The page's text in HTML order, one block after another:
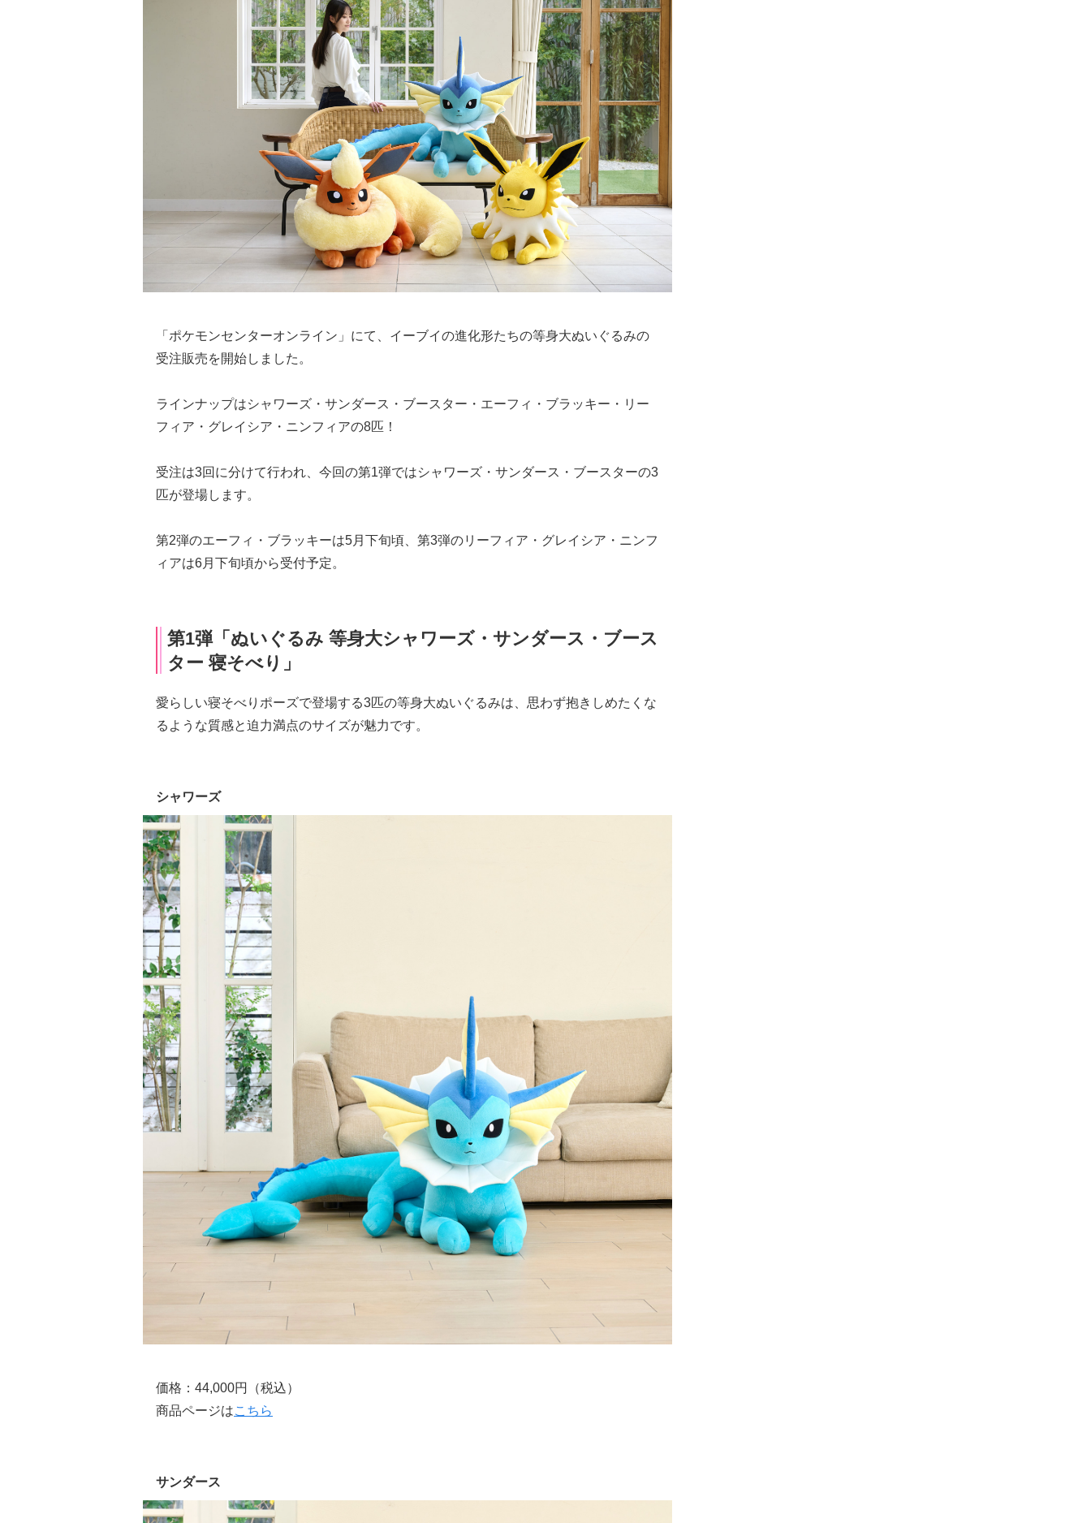
「ポケモンセンターオンライン」にて、イーブイの進化形たちの等身大ぬいぐるみの
受注販売を開始しました。
ラインナップはシャワーズ・サンダース・ブースター・エーフィ・ブラッキー・リー
フィア・グレイシア・ニンフィアの8匹！
受注は3回に分けて行われ、今回の第1弾ではシャワーズ・サンダース・ブースターの3
匹が登場します。
第2弾のエーフィ・ブラッキーは5月下旬頃、第3弾のリーフィア・グレイシア・ニンフ
ィアは6月下旬頃から受付予定。
第1弾「ぬいぐるみ 等身大シャワーズ・サンダース・ブース
ター 寝そべり」
愛らしい寝そべりポーズで登場する3匹の等身大ぬいぐるみは、思わず抱きしめたくな
るような質感と迫力満点のサイズが魅力です。
シャワーズ
価格：44,000円（税込）
商品ページはこちら
サンダース